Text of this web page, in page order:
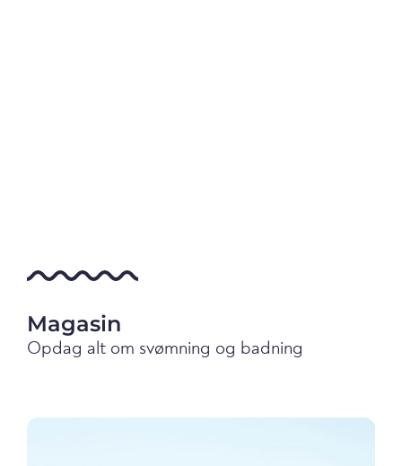
Magasin
Opdag alt om svømning og badning